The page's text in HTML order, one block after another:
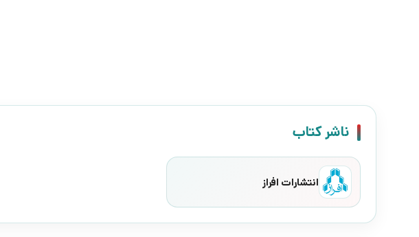
ناشر کتاب
انتشارات افراز